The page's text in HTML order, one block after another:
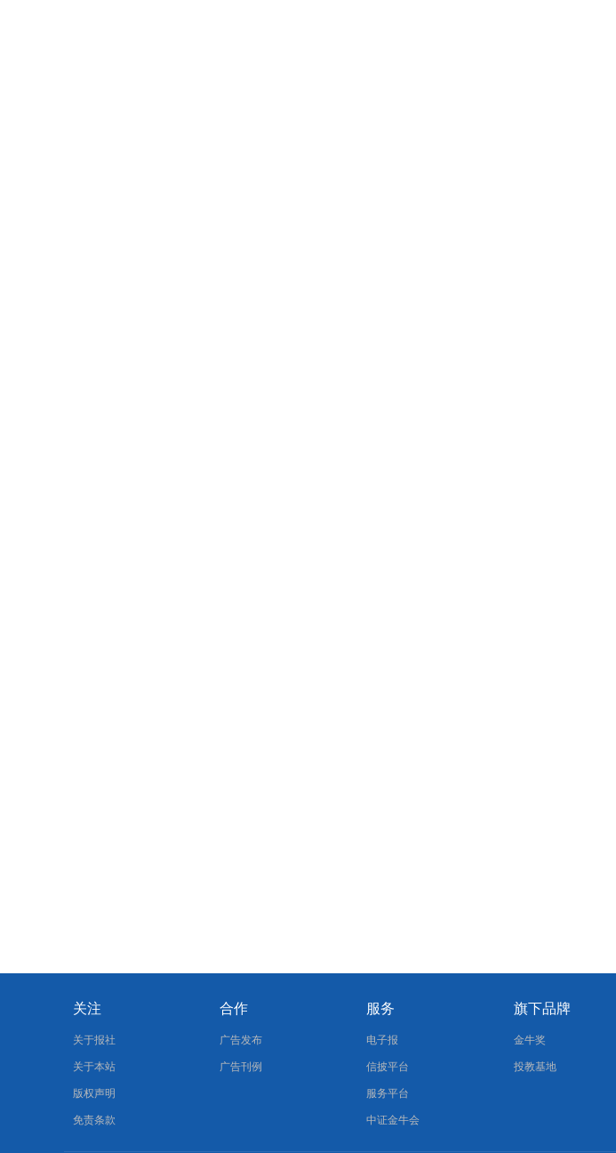
关注
关于报社
关于本站
版权声明
免责条款
合作
广告发布
广告刊例
服务
电子报
信披平台
服务平台
中证金牛会
旗下品牌
金牛奖
投教基地